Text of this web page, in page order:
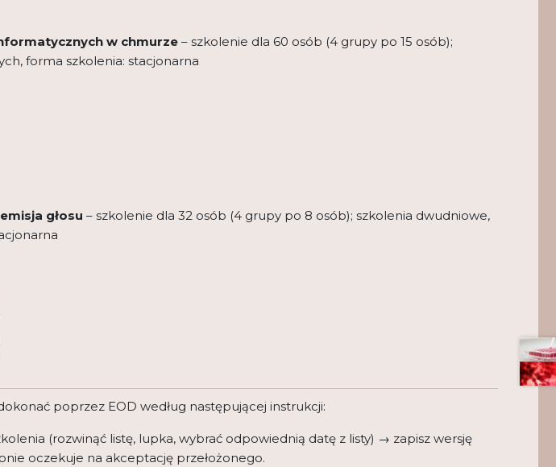
w chmurze – szkolenie dla 60 osób (4 grupy po 15 osób);
forma szkolenia: stacjonarna
głosu – szkolenie dla 32 osób (4 grupy po 8 osób); szkolenia dwudniowe,
poprzez EOD według następującej instrukcji:
(rozwinąć listę, lupka, wybrać odpowiednią datę z listy) → zapisz wersję
oczekuje na akceptację przełożonego.